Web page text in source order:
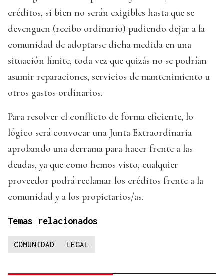
créditos, si bien no serán exigibles hasta que se
devenguen (recibo ordinario) pudiendo dejar a la
comunidad de adoptarse dicha medida en una
situación límite, toda vez que quizás no se podrían
asumir reparaciones, servicios de mantenimiento u
otros gastos ordinarios.
Para resolver el conflicto de forma eficiente, lo
lógico será convocar una Junta Extraordinaria
aprobando una derrama para hacer frente a las
deudas, ya que como hemos visto, cualquier
proveedor podrá reclamar los créditos frente a la
comunidad y a los propietarios/as.
Temas relacionados
COMUNIDAD LEGAL